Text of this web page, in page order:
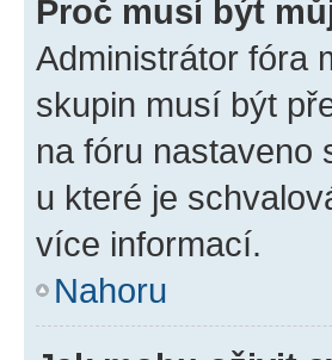
Proč musí být
Administrátor fóra
skupin musí být
na fóru nastaveno
u které je
více informací.
Nahoru